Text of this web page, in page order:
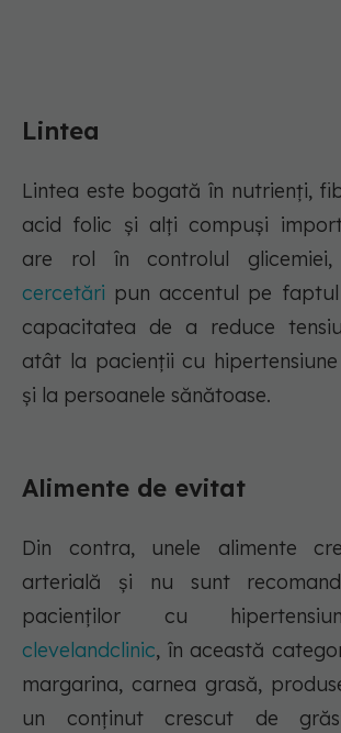
Lintea
Lintea este bogată în nutrienți,
acid folic și alți compuși
are rol în controlul
cercetări pun accentul pe
capacitatea de a reduce
atât la pacienții cu
și la persoanele sănătoase.
Alimente de evitat
Din contra, unele alimente
arterială și nu sunt
pacienților cu
clevelandclinic, în această
margarina, carnea grasă,
un conținut crescut de